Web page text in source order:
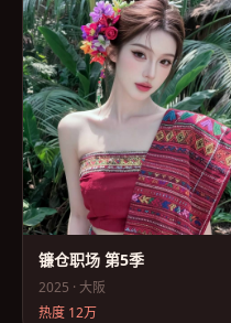
镰仓职场 第5季
2025 · 大阪
热度 12万